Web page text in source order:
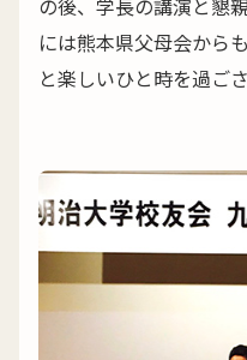
の後、学長の講演と懇
には熊本県父母会から
と楽しいひと時を過ご